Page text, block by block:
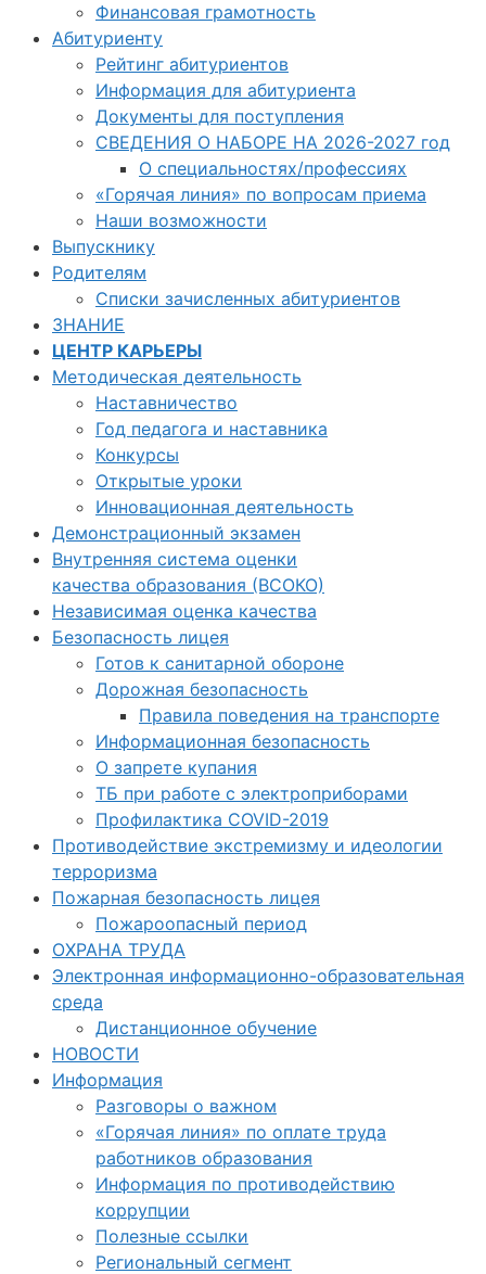
Финансовая грамотность
Абитуриенту
Рейтинг абитуриентов
Информация для абитуриента
Документы для поступления
СВЕДЕНИЯ О НАБОРЕ НА 2026-2027 год
О специальностях/профессиях
«Горячая линия» по вопросам приема
Наши возможности
Выпускнику
Родителям
Списки зачисленных абитуриентов
ЗНАНИЕ
ЦЕНТР КАРЬЕРЫ
Методическая деятельность
Наставничество
Год педагога и наставника
Конкурсы
Открытые уроки
Инновационная деятельность
Демонстрационный экзамен
Внутренняя система оценки
качества образования (ВСОКО)
Независимая оценка качества
Безопасность лицея
Готов к санитарной обороне
Дорожная безопасность
Правила поведения на транспорте
Информационная безопасность
О запрете купания
ТБ при работе с электроприборами
Профилактика COVID-2019
Противодействие экстремизму и идеологии
терроризма
Пожарная безопасность лицея
Пожароопасный период
ОХРАНА ТРУДА
Электронная информационно-образовательная
среда
Дистанционное обучение
НОВОСТИ
Информация
Разговоры о важном
«Горячая линия» по оплате труда
работников образования
Информация по противодействию
коррупции
Полезные ссылки
Региональный сегмент